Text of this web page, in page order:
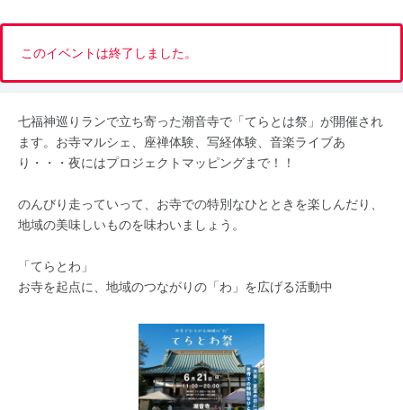
このイベントは終了しました。
七福神巡りランで立ち寄った潮音寺で「てらとは祭」が開催され
ます。お寺マルシェ、座禅体験、写経体験、音楽ライブあ
り・・・夜にはプロジェクトマッピングまで！！
のんびり走っていって、お寺での特別なひとときを楽しんだり、
地域の美味しいものを味わいましょう。
「てらとわ」
お寺を起点に、地域のつながりの「わ」を広げる活動中